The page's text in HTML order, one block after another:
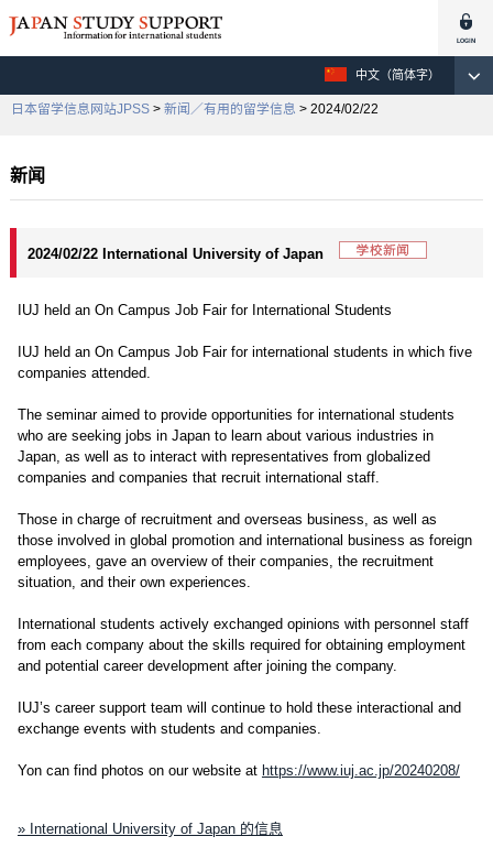
中文（简体字）
日本留学信息网站JPSS > 新闻／有用的留学信息 > 2024/02/22
新闻
2024/02/22 International University of Japan
IUJ held an On Campus Job Fair for International Students
IUJ held an On Campus Job Fair for international students in which five
companies attended.
The seminar aimed to provide opportunities for international students
who are seeking jobs in Japan to learn about various industries in
Japan, as well as to interact with representatives from globalized
companies and companies that recruit international staff.
Those in charge of recruitment and overseas business, as well as
those involved in global promotion and international business as foreign
employees, gave an overview of their companies, the recruitment
situation, and their own experiences.
International students actively exchanged opinions with personnel staff
from each company about the skills required for obtaining employment
and potential career development after joining the company.
IUJ’s career support team will continue to hold these interactional and
exchange events with students and companies.
Yon can find photos on our website at https://www.iuj.ac.jp/20240208/
» International University of Japan 的信息